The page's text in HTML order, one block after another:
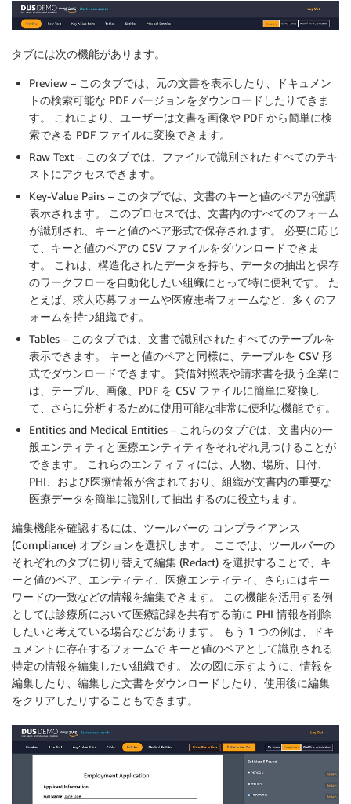
タブには次の機能があります。
Preview – このタブでは、元の文書を表示したり、ドキュメン
トの検索可能な PDF バージョンをダウンロードしたりできま
す。 これにより、ユーザーは文書を画像や PDF から簡単に検
索できる PDF ファイルに変換できます。
Raw Text – このタブでは、ファイルで識別されたすべてのテキ
ストにアクセスできます。
Key-Value Pairs – このタブでは、文書のキーと値のペアが強調
表示されます。 このプロセスでは、文書内のすべてのフォーム
が識別され、キーと値のペア形式で保存されます。 必要に応じ
て、キーと値のペアの CSV ファイルをダウンロードできま
す。 これは、構造化されたデータを持ち、データの抽出と保存
のワークフローを自動化したい組織にとって特に便利です。 た
とえば、求人応募フォームや医療患者フォームなど、多くのフ
ォームを持つ組織です。
Tables – このタブでは、文書で識別されたすべてのテーブルを
表示できます。 キーと値のペアと同様に、テーブルを CSV 形
式でダウンロードできます。 貸借対照表や請求書を扱う企業に
は、テーブル、画像、PDF を CSV ファイルに簡単に変換し
て、さらに分析するために使用可能な非常に便利な機能です。
Entities and Medical Entities – これらのタブでは、文書内の一
般エンティティと医療エンティティをそれぞれ見つけることが
できます。 これらのエンティティには、人物、場所、日付、
PHI、および医療情報が含まれており、組織が文書内の重要な
医療データを簡単に識別して抽出するのに役立ちます。
編集機能を確認するには、ツールバーの コンプライアンス
(Compliance) オプションを選択します。 ここでは、ツールバーの
それぞれのタブに切り替えて編集 (Redact) を選択することで、キ
ーと値のペア、エンティティ、医療エンティティ、さらにはキー
ワードの一致などの情報を編集できます。 この機能を活用する例
としては診療所において医療記録を共有する前に PHI 情報を削除
したいと考えている場合などがあります。 もう 1 つの例は、ドキ
ュメントに存在するフォームで キーと値のペアとして識別される
特定の情報を編集したい組織です。 次の図に示すように、情報を
編集したり、編集した文書をダウンロードしたり、使用後に編集
をクリアしたりすることもできます。